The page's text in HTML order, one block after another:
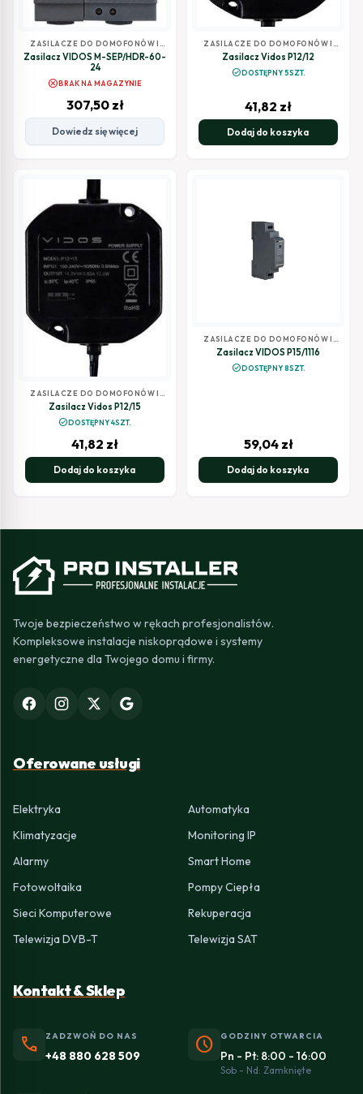
ZASILACZE DO DOMOFONÓW I
WIDEODOMOFONÓW
Zasilacz VIDOS M-SEP/HDR-60-
24
cancelBRAK NA MAGAZYNIE
307,50 zł
Dowiedz się więcej
ZASILACZE DO DOMOFONÓW I
WIDEODOMOFONÓW
Zasilacz Vidos P12/12
check_circleDOSTĘPNY 5SZT.
41,82 zł
Dodaj do koszyka
ZASILACZE DO DOMOFONÓW I
WIDEODOMOFONÓW
Zasilacz Vidos P12/15
check_circleDOSTĘPNY 4SZT.
41,82 zł
Dodaj do koszyka
ZASILACZE DO DOMOFONÓW I
WIDEODOMOFONÓW
Zasilacz VIDOS P15/1116
check_circleDOSTĘPNY 8SZT.
59,04 zł
Dodaj do koszyka
Twoje bezpieczeństwo w rękach profesjonalistów.
Kompleksowe instalacje niskoprądowe i systemy
energetyczne dla Twojego domu i firmy.
Oferowane usługi
Elektryka
Automatyka
Klimatyzacje
Monitoring IP
Alarmy
Smart Home
Fotowoltaika
Pompy Ciepła
Sieci Komputerowe
Rekuperacja
Telewizja DVB-T
Telewizja SAT
Kontakt & Sklep
phone ZADZWOŃ DO NAS
+48 880 628 509 schedule GODZINY OTWARCIA
Pn - Pt: 8:00 - 16:00
Sob - Nd: Zamknięte